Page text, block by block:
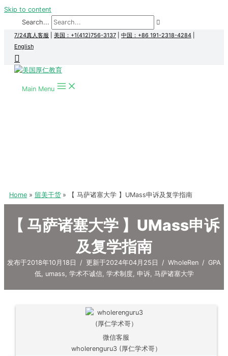
Skip to content
Search...
7/24真人客服 美国：+1(412)756-3137 中国：+86 191-2318-4284
English
Main Menu
Home 留美干货 【 马萨诸塞大学 】UMass申诉及复学指南
【 马萨诸塞大学 】UMass申诉
及复学指南
发布于2018年10月18日 / 更新于2024年04月25日 / WholeRen / GPA
低, umass, 学术不诚信, 学术制度, 申诉, 马萨诸塞大学
微信客服
wholerenguru3 (厚仁学术哥）